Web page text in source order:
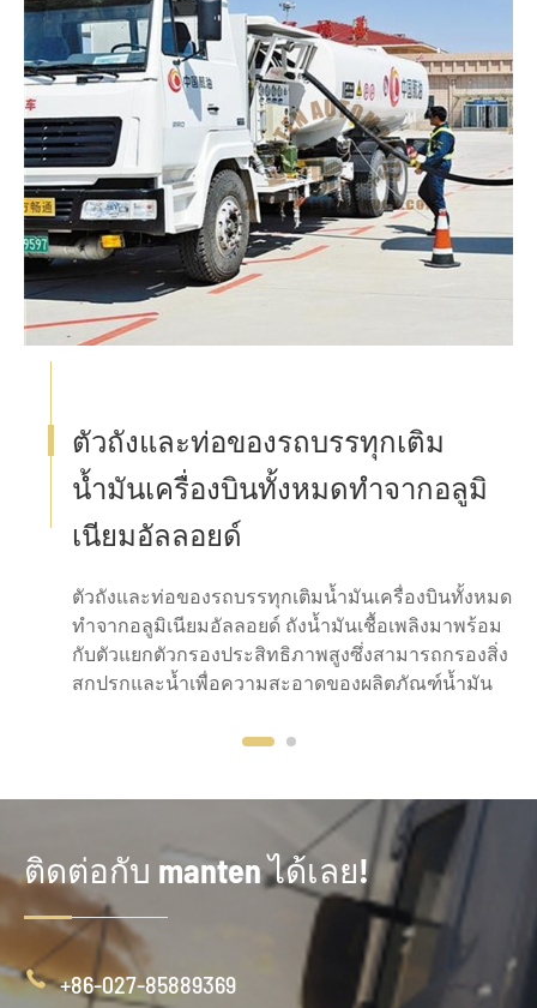
ตัวถังและท่อของรถบรรทุกเติม
น้ำมันเครื่องบินทั้งหมดทำจากอลูมิ
เนียมอัลลอยด์
ตัวถังและท่อของรถบรรทุกเติมน้ำมันเครื่องบินทั้งหมด
ทำจากอลูมิเนียมอัลลอยด์ ถังน้ำมันเชื้อเพลิงมาพร้อม
กับตัวแยกตัวกรองประสิทธิภาพสูงซึ่งสามารถกรองสิ่ง
สกปรกและน้ำเพื่อความสะอาดของผลิตภัณฑ์น้ำมัน
ติดต่อกับ manten ได้เลย!
 +86-027-85889369